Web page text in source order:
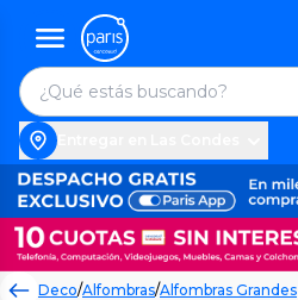
Deco/Alfombras/Alfombras Grandes